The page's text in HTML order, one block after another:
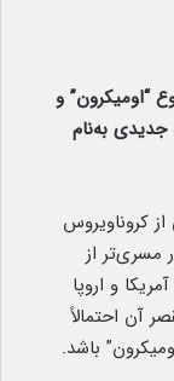
“اومیکرون” و
جدیدی به‌نام
کروناویروس
مسری‌تر از
و اروپا
آن احتمالاً
باشد.